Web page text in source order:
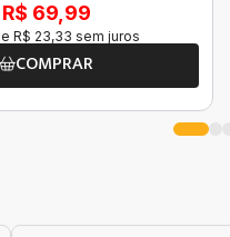
R$ 69,99
R$ 23,33 sem juros
COMPRAR